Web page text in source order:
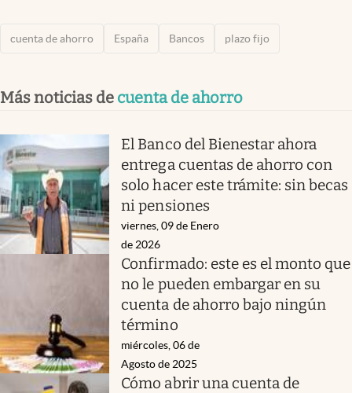
cuenta de ahorro España Bancos plazo fijo
Más noticias de cuenta de ahorro
El Banco del Bienestar ahora
entrega cuentas de ahorro con
solo hacer este trámite: sin becas
ni pensiones
viernes, 09 de Enero
de 2026
Confirmado: este es el monto que
no le pueden embargar en su
cuenta de ahorro bajo ningún
término
miércoles, 06 de
Agosto de 2025
Cómo abrir una cuenta de